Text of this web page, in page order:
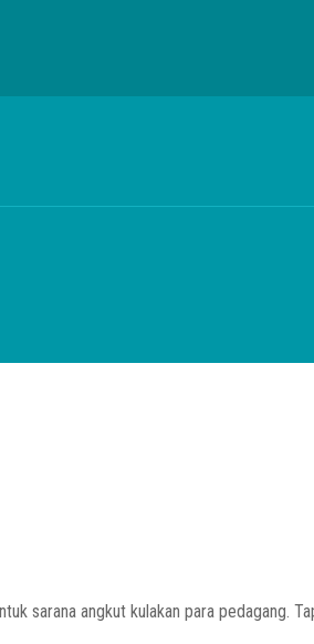
sarana angkut kulakan para pedagang.